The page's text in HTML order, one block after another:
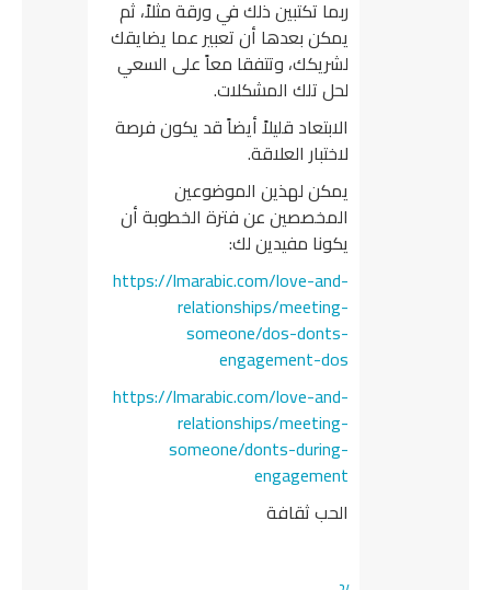
ربما تكتبين ذلك في ورقة مثلاً، ثم
يمكن بعدها أن تعبير عما يضايقك
لشريكك، وتتفقا معاً على السعي
لحل تلك المشكلات.
الابتعاد قليلاً أيضاً قد يكون فرصة
لاختبار العلاقة.
يمكن لهذين الموضوعين
المخصصين عن فترة الخطوبة أن
يكونا مفيدين لك:
https://lmarabic.com/love-and-
relationships/meeting-
someone/dos-donts-
engagement-dos
https://lmarabic.com/love-and-
relationships/meeting-
someone/donts-during-
engagement
الحب ثقافة